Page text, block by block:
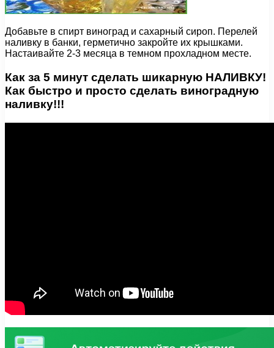
Добавьте в спирт виноград и сахарный сироп. Перелей
наливку в банки, герметично закройте их крышками.
Настаивайте 2-3 месяца в темном прохладном месте.
Как за 5 минут сделать шикарную НАЛИВКУ!
Как быстро и просто сделать виноградную
наливку!!!